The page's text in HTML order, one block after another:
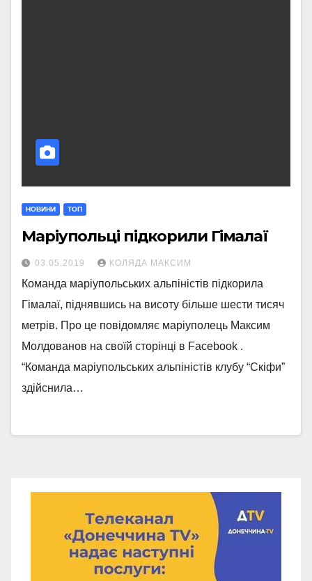
НОВИНИ ТОП
Маріупольці підкорили Гімалаї
03.05.2019 КОЛЯДА МАКСИМ
Команда маріупольських альпіністів підкорила
Гімалаї, піднявшись на висоту більше шести тисяч
метрів. Про це повідомляє маріуполець Максим
Молдованов на своїй сторінці в Facebook .
“Команда маріупольських альпіністів клубу “Скіфи”
здійснила…